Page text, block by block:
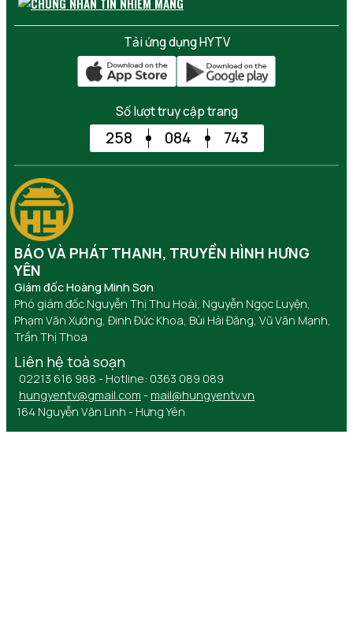
Tải ứng dụng HYTV
Số lượt truy cập trang
258 084 743
BÁO VÀ PHÁT THANH, TRUYỀN HÌNH HƯNG
YÊN
Giám đốc Hoàng Minh Sơn
Phó giám đốc Nguyễn Thị Thu Hoài, Nguyễn Ngọc Luyện,
Phạm Văn Xướng, Đinh Đức Khoa, Bùi Hải Đăng, Vũ Văn Mạnh,
Trần Thị Thoa
Liên hệ toà soạn
02213 616 988 - Hotline: 0363 089 089
hungyentv@gmail.com - mail@hungyentv.vn
164 Nguyễn Văn Linh - Hưng Yên